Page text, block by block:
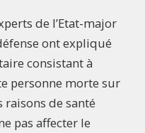
de l’Etat-major
ont expliqué
consistant à
personne morte sur
de santé
pas affecter le